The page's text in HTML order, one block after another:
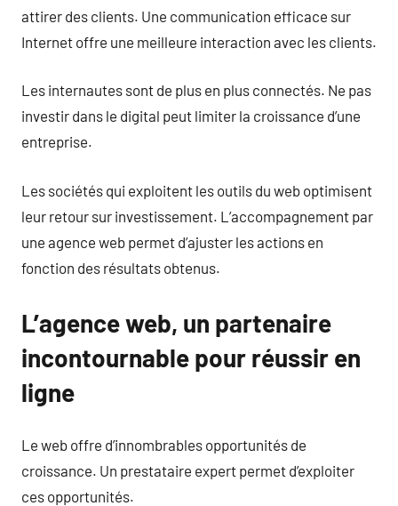
attirer des clients. Une communication efficace sur
Internet offre une meilleure interaction avec les clients.
Les internautes sont de plus en plus connectés. Ne pas
investir dans le digital peut limiter la croissance d’une
entreprise.
Les sociétés qui exploitent les outils du web optimisent
leur retour sur investissement. L’accompagnement par
une agence web permet d’ajuster les actions en
fonction des résultats obtenus.
L’agence web, un partenaire
incontournable pour réussir en
ligne
Le web offre d’innombrables opportunités de
croissance. Un prestataire expert permet d’exploiter
ces opportunités.